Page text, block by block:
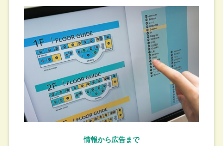
情報から広告まで​